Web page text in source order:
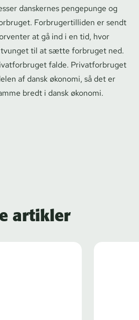
danskernes pengepunge og
For­bru­ger­til­li­den er sendt
at gå ind i en tid, hvor
til at sætte forbruget ned.
falde. Pri­vat­for­bru­get
af dansk økonomi, så det er
bredt i dansk økonomi.
artikler